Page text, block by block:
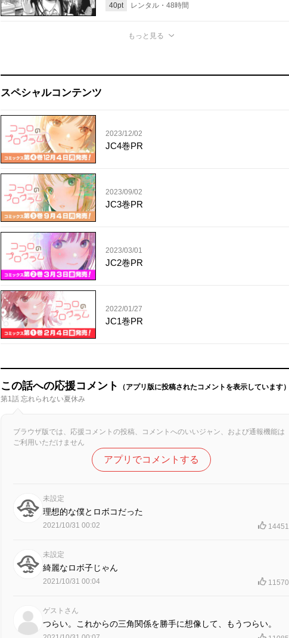
40pt レンタル・ 48時間
もっと見る
スペシャルコンテンツ
2023/12/02
JC4巻PR
2023/09/02
JC3巻PR
2023/03/01
JC2巻PR
2022/01/27
JC1巻PR
この話への応援コメント
（アプリ版に投稿されたコメントを表示しています）
第1話 忘れられない夏休み
ブラウザ版では、応援コメントの投稿、コメントへのいいジャン、および通報機能は
ご利用いただけません
アプリでコメントする
未設定
理想的な僕とロボコだった
2021/10/31 00:02 14451
未設定
綺麗なロボ子じゃん
2021/10/31 00:04 11570
ゲストさん
つらい。これからの三角関係を勝手に想像して、もうつらい。